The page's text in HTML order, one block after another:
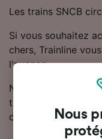
Les trains SNCB
Si vous souhaitez
chers, Trainline
l'avance.
Notre planificateur
trouver les horaires,
chers.
Nous